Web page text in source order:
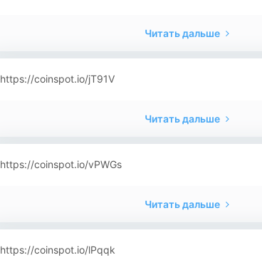
Читать дальше
https://coinspot.io/jT91V
Читать дальше
https://coinspot.io/vPWGs
Читать дальше
https://coinspot.io/lPqqk